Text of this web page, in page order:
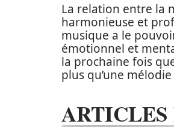
La relation entre la
harmonieuse et
musique a le
émotionnel et
la prochaine fois
plus qu’une